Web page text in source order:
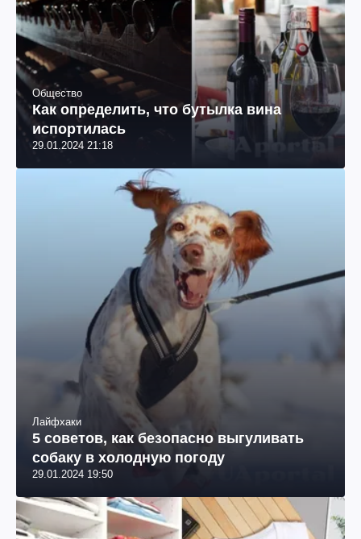
⁃ С 2016 года по 2017 год работала в интернет-
СМИ (аграрный журнал, сайт о финансах и
экономике).
⁃ С мая 2017 по октябрь 2021 – SMM-специалист
в Doping Agency (работа с платформами
Facebook, Instagram, Telegram), копирайтер-
фрилансер.
ленты новостей в «Парламент.UA».
⁃ С июля 2021 по ноябрь 2021 – редактор ленты
новостей в издании «Новости.LIVE».
Общество
Как определить, что бутылка вина
испортилась
29.01.2024 21:18
Лайфхаки
5 советов, как безопасно выгуливать
собаку в холодную погоду
29.01.2024 19:50